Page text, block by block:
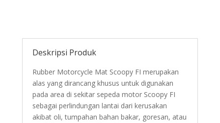
Deskripsi Produk
Rubber Motorcycle Mat Scoopy FI merupakan
alas yang dirancang khusus untuk digunakan
pada area di sekitar sepeda motor Scoopy FI
sebagai perlindungan lantai dari kerusakan
akibat oli, tumpahan bahan bakar, goresan, atau